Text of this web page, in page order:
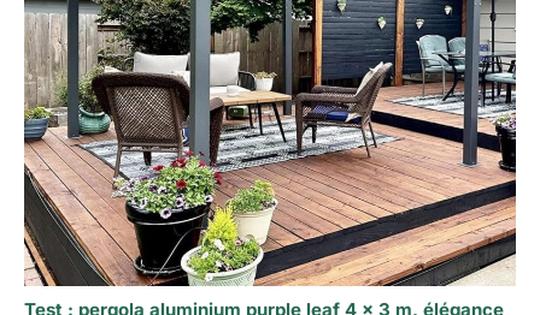
Test : pergola aluminium purple leaf 4 x 3 m, élégance